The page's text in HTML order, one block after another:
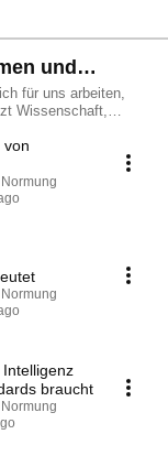
und
für uns arbeiten,
Wissenschaft,
und Produkte im
und
Technologie der
von
braucht